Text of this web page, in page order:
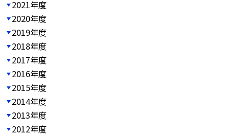
2021年度
2020年度
2019年度
2018年度
2017年度
2016年度
2015年度
2014年度
2013年度
2012年度